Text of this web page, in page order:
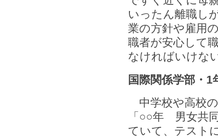
いったん離職し
業の方針や雇用
職者が安心して
なければいけな
国際関係学部・1
中学校や高校
「○○年 男女共
ていて、テスト